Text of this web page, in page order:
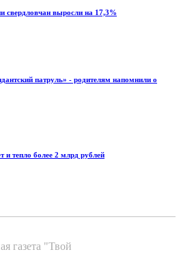
свердловчан выросли на 17,3%
патруль» - родителям напомнили о
и тепло более 2 млрд рублей
газета "Твой